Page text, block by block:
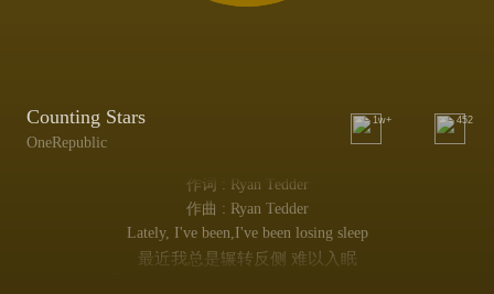
Counting Stars
OneRepublic
1w+ 452
作词 : Ryan Tedder
作曲 : Ryan Tedder
Lately, I've been,I've been losing sleep
最近我总是辗转反侧 难以入眠